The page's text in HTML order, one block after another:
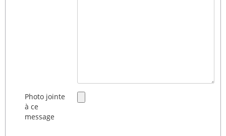
Photo jointe
à ce
message